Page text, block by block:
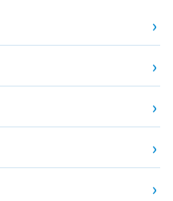
›
›
›
›
›